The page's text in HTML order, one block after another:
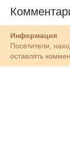
Информация
Посетители,
оставлять